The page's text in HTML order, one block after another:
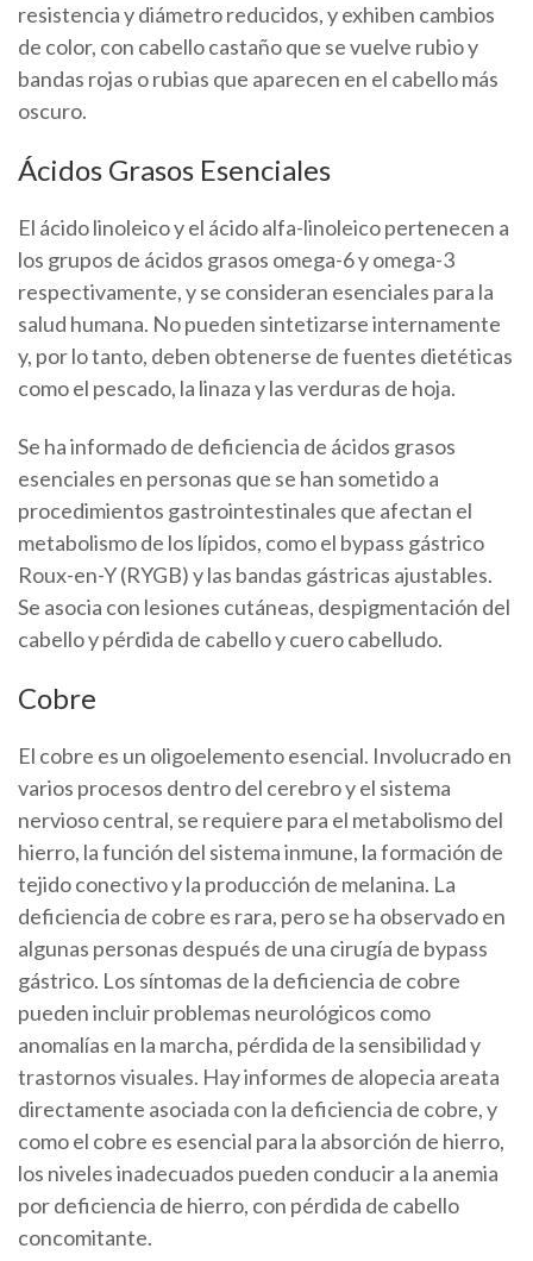
resistencia y diámetro reducidos, y exhiben cambios
de color, con cabello castaño que se vuelve rubio y
bandas rojas o rubias que aparecen en el cabello más
oscuro.
Ácidos Grasos Esenciales
El ácido linoleico y el ácido alfa-linoleico pertenecen a
los grupos de ácidos grasos omega-6 y omega-3
respectivamente, y se consideran esenciales para la
salud humana. No pueden sintetizarse internamente
y, por lo tanto, deben obtenerse de fuentes dietéticas
como el pescado, la linaza y las verduras de hoja.
Se ha informado de deficiencia de ácidos grasos
esenciales en personas que se han sometido a
procedimientos gastrointestinales que afectan el
metabolismo de los lípidos, como el bypass gástrico
Roux-en-Y (RYGB) y las bandas gástricas ajustables.
Se asocia con lesiones cutáneas, despigmentación del
cabello y pérdida de cabello y cuero cabelludo.
Cobre
El cobre es un oligoelemento esencial. Involucrado en
varios procesos dentro del cerebro y el sistema
nervioso central, se requiere para el metabolismo del
hierro, la función del sistema inmune, la formación de
tejido conectivo y la producción de melanina. La
deficiencia de cobre es rara, pero se ha observado en
algunas personas después de una cirugía de bypass
gástrico. Los síntomas de la deficiencia de cobre
pueden incluir problemas neurológicos como
anomalías en la marcha, pérdida de la sensibilidad y
trastornos visuales. Hay informes de alopecia areata
directamente asociada con la deficiencia de cobre, y
como el cobre es esencial para la absorción de hierro,
los niveles inadecuados pueden conducir a la anemia
por deficiencia de hierro, con pérdida de cabello
concomitante.